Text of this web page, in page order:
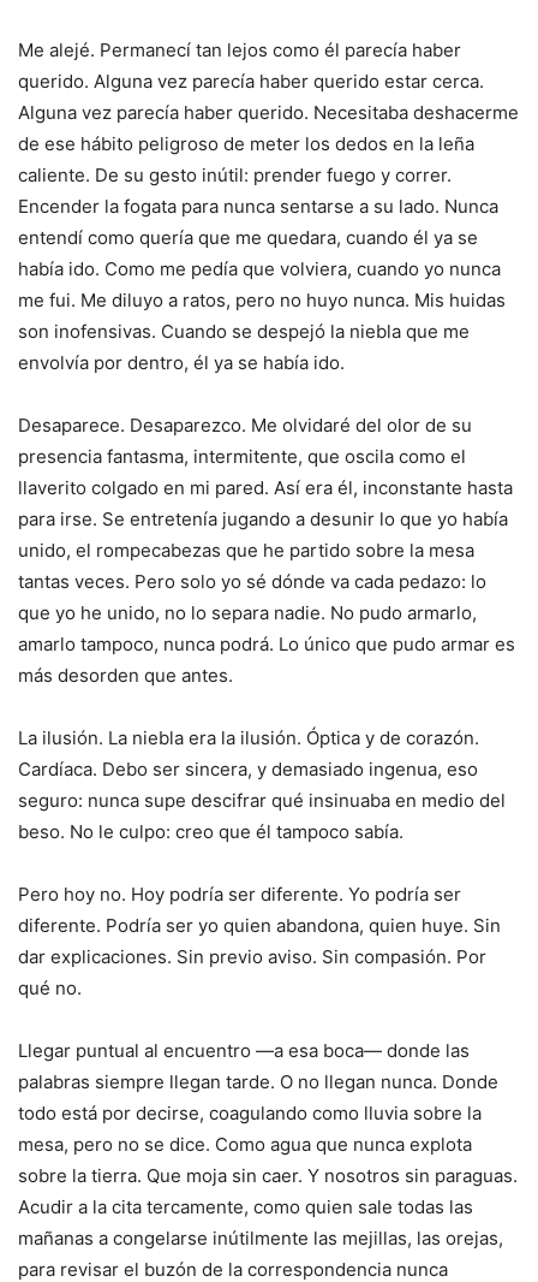
Me alejé. Permanecí tan lejos como él parecía haber
querido. Alguna vez parecía haber querido estar cerca.
Alguna vez parecía haber querido. Necesitaba deshacerme
de ese hábito peligroso de meter los dedos en la leña
caliente. De su gesto inútil: prender fuego y correr.
Encender la fogata para nunca sentarse a su lado. Nunca
entendí como quería que me quedara, cuando él ya se
había ido. Como me pedía que volviera, cuando yo nunca
me fui. Me diluyo a ratos, pero no huyo nunca. Mis huidas
son inofensivas. Cuando se despejó la niebla que me
envolvía por dentro, él ya se había ido.
Desaparece. Desaparezco. Me olvidaré del olor de su
presencia fantasma, intermitente, que oscila como el
llaverito colgado en mi pared. Así era él, inconstante hasta
para irse. Se entretenía jugando a desunir lo que yo había
unido, el rompecabezas que he partido sobre la mesa
tantas veces. Pero solo yo sé dónde va cada pedazo: lo
que yo he unido, no lo separa nadie. No pudo armarlo,
amarlo tampoco, nunca podrá. Lo único que pudo armar es
más desorden que antes.
La ilusión. La niebla era la ilusión. Óptica y de corazón.
Cardíaca. Debo ser sincera, y demasiado ingenua, eso
seguro: nunca supe descifrar qué insinuaba en medio del
beso. No le culpo: creo que él tampoco sabía.
Pero hoy no. Hoy podría ser diferente. Yo podría ser
diferente. Podría ser yo quien abandona, quien huye. Sin
dar explicaciones. Sin previo aviso. Sin compasión. Por
qué no.
Llegar puntual al encuentro —a esa boca— donde las
palabras siempre llegan tarde. O no llegan nunca. Donde
todo está por decirse, coagulando como lluvia sobre la
mesa, pero no se dice. Como agua que nunca explota
sobre la tierra. Que moja sin caer. Y nosotros sin paraguas.
Acudir a la cita tercamente, como quien sale todas las
mañanas a congelarse inútilmente las mejillas, las orejas,
para revisar el buzón de la correspondencia nunca